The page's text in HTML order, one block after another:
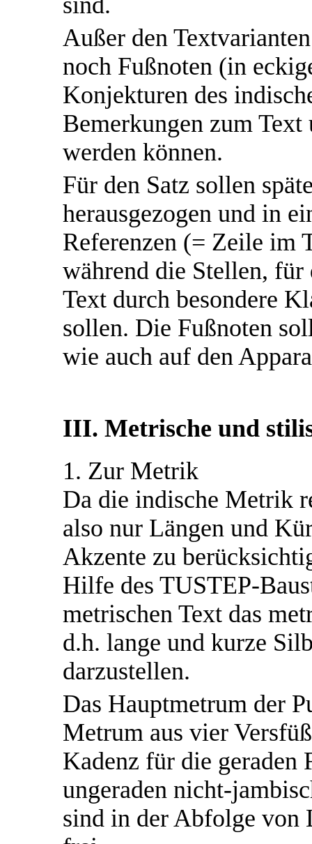
Außer den
noch Fußnoten (in
Konjekturen des
Bemerkungen zum Text
werden können.
Für den Satz sollen
herausgezogen und in
Referenzen (= Zeile im
während die Stellen,
Text durch besondere
sollen. Die Fußnoten
wie auch auf den
III. Metrische und
1. Zur Metrik
Da die indische Metrik
also nur Längen und
Akzente zu
Hilfe des TUSTEP-
metrischen Text das
d.h. lange und kurze
darzustellen.
Das Hauptmetrum der
Metrum aus vier
Kadenz für die geraden
ungeraden nicht-
sind in der Abfolge von